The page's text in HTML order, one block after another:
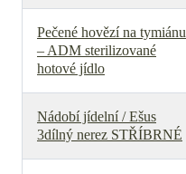
Pečené hovězí na tymiánu
– ADM sterilizované
hotové jídlo
Nádobí jídelní / Ešus
3dílný nerez STŘÍBRNÉ